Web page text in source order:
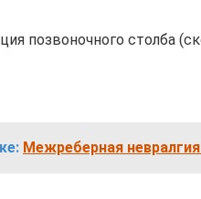
позвоночного столба
Межреберная